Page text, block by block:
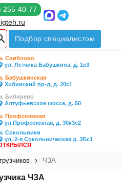
255-40-77
Подбор специалистом
Свиблово
ул. Летчика Бабушкина, д. 1к3
Бабушкинская
Хибинский пр-д, д. 20с1
Бибирево
Алтуфьевское шоссе, д. 50
Профсоюзная
ул.Профсоюзная, д. 30к3с2
Сокольники
ул. 2-я Сокольническая д. 3Бс1
ЧЗА
ЧЗА